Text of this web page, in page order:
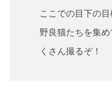
ここでの目下の目
野良猫たちを集
くさん撮るぞ！